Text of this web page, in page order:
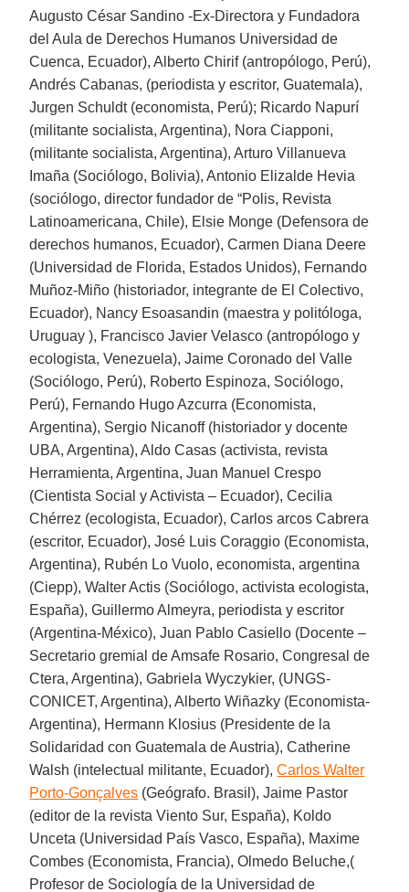
Augusto César Sandino -Ex-Directora y Fundadora
del Aula de Derechos Humanos Universidad de
Cuenca, Ecuador), Alberto Chirif (antropólogo, Perú),
Andrés Cabanas, (periodista y escritor, Guatemala),
Jurgen Schuldt (economista, Perú); Ricardo Napurí
(militante socialista, Argentina), Nora Ciapponi,
(militante socialista, Argentina), Arturo Villanueva
Imaña (Sociólogo, Bolivia), Antonio Elizalde Hevia
(sociólogo, director fundador de “Polis, Revista
Latinoamericana, Chile), Elsie Monge (Defensora de
derechos humanos, Ecuador), Carmen Diana Deere
(Universidad de Florida, Estados Unidos), Fernando
Muñoz-Miño (historiador, integrante de El Colectivo,
Ecuador), Nancy Esoasandin (maestra y politóloga,
Uruguay ), Francisco Javier Velasco (antropólogo y
ecologista, Venezuela), Jaime Coronado del Valle
(Sociólogo, Perú), Roberto Espinoza, Sociólogo,
Perú), Fernando Hugo Azcurra (Economista,
Argentina), Sergio Nicanoff (historiador y docente
UBA, Argentina), Aldo Casas (activista, revista
Herramienta, Argentina, Juan Manuel Crespo
(Cientista Social y Activista – Ecuador), Cecilia
Chérrez (ecologista, Ecuador), Carlos arcos Cabrera
(escritor, Ecuador), José Luis Coraggio (Economista,
Argentina), Rubén Lo Vuolo, economista, argentina
(Ciepp), Walter Actis (Sociólogo, activista ecologista,
España), Guillermo Almeyra, periodista y escritor
(Argentina-México), Juan Pablo Casiello (Docente –
Secretario gremial de Amsafe Rosario, Congresal de
Ctera, Argentina), Gabriela Wyczykier, (UNGS-
CONICET, Argentina), Alberto Wiñazky (Economista-
Argentina), Hermann Klosius (Presidente de la
Solidaridad con Guatemala de Austria), Catherine
Walsh (intelectual militante, Ecuador),Carlos Walter
Porto-Gonçalves (Geógrafo. Brasil), Jaime Pastor
(editor de la revista Viento Sur, España), Koldo
Unceta (Universidad País Vasco, España), Maxime
Combes (Economista, Francia), Olmedo Beluche,(
Profesor de Sociología de la Universidad de